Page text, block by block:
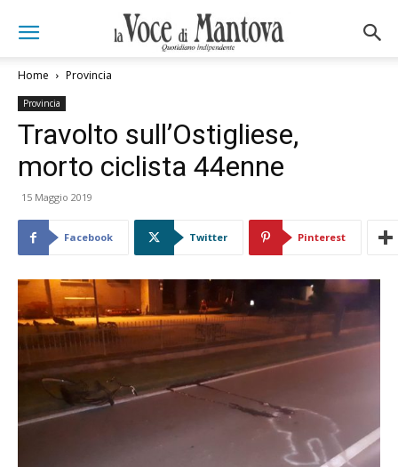
Home Provincia
Provincia
Travolto sull’Ostigliese,
morto ciclista 44enne
15 Maggio 2019
Facebook Twitter Pinterest